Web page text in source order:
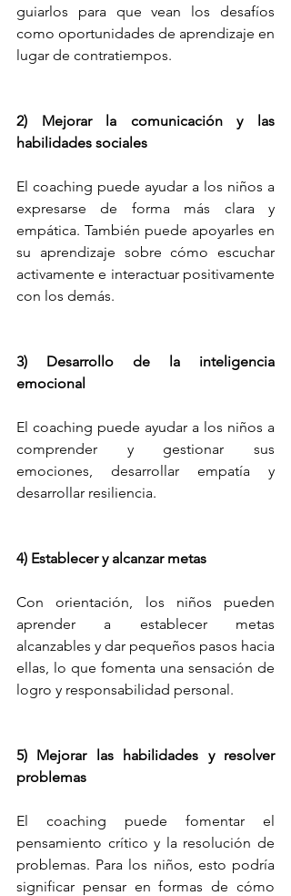
guiarlos para que vean los desafíos
como oportunidades de aprendizaje en
lugar de contratiempos.
2) Mejorar la comunicación y las
habilidades sociales
El coaching puede ayudar a los niños a
expresarse de forma más clara y
empática. También puede apoyarles en
su aprendizaje sobre cómo escuchar
activamente e interactuar positivamente
con los demás.
3) Desarrollo de la inteligencia
emocional
El coaching puede ayudar a los niños a
comprender y gestionar sus
emociones, desarrollar empatía y
desarrollar resiliencia.
4) Establecer y alcanzar metas
Con orientación, los niños pueden
aprender a establecer metas
alcanzables y dar pequeños pasos hacia
ellas, lo que fomenta una sensación de
logro y responsabilidad personal.
5) Mejorar las habilidades y resolver
problemas
El coaching puede fomentar el
pensamiento crítico y la resolución de
problemas. Para los niños, esto podría
significar pensar en formas de cómo